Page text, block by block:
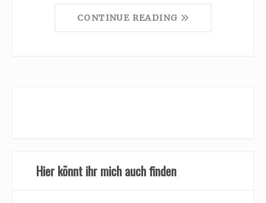
CONTINUE READING
Hier könnt ihr mich auch finden